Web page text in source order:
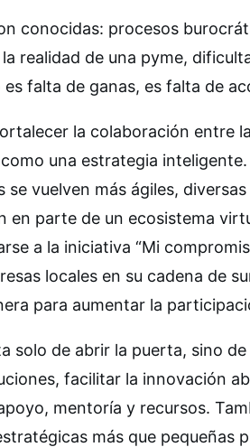
conocidas: procesos
realidad de una pyme,
falta de ganas, es falta de
la colaboración entre
una estrategia
se vuelven más ágiles,
en parte de un ecosistema
a la iniciativa “Mi
locales en su cadena de
para aumentar la
solo de abrir la puerta, sino
facilitar la innovación
mentoría y recursos.
más que pequeñas